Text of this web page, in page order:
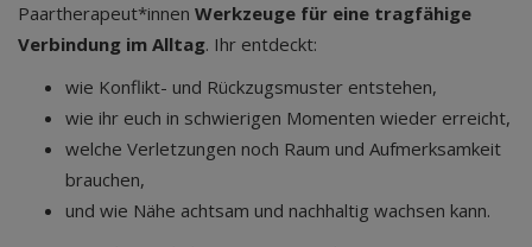
Paartherapeut*innen Werkzeuge für eine tragfähige
Verbindung im Alltag. Ihr entdeckt:
wie Konflikt- und Rückzugsmuster entstehen,
wie ihr euch in schwierigen Momenten wieder erreicht,
welche Verletzungen noch Raum und Aufmerksamkeit
brauchen,
und wie Nähe achtsam und nachhaltig wachsen kann.